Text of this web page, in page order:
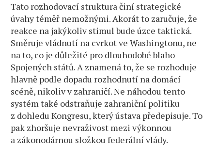
Tato rozhodovací struktura činí strategické
úvahy téměř nemožnými. Akorát to zaručuje, že
reakce na jakýkoliv stimul bude úzce taktická.
Směruje vládnutí na cvrkot ve Washingtonu, ne
na to, co je důležité pro dlouhodobé blaho
Spojených států. A znamená to, že se rozhoduje
hlavně podle dopadu rozhodnutí na domácí
scéně, nikoliv v zahraničí. Ne náhodou tento
systém také odstraňuje zahraniční politiku
z dohledu Kongresu, který ústava předepisuje. To
pak zhoršuje nevraživost mezi výkonnou
a zákonodárnou složkou federální vlády.